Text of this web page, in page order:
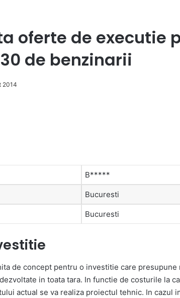
oferte de executie
de benzinarii
2014
B*****
Bucuresti
Bucuresti
de concept pentru o investitie care
in toata tara. In functie de costurile la
actual se va realiza proiectul tehnic. In cazul